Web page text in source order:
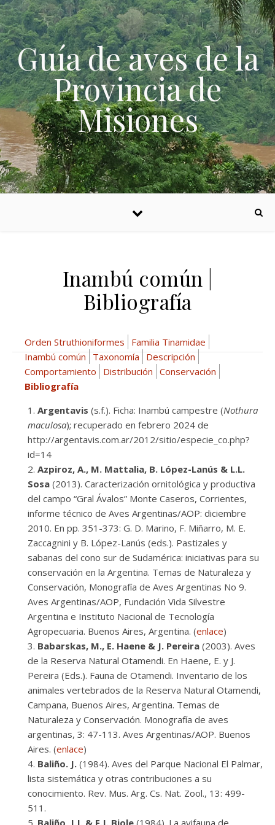
Skip to content
Guía de aves de la
Provincia de
Misiones
Inambú común |
Bibliografía
Orden Struthioniformes
Familia Tinamidae
Inambú común
Taxonomía
Descripción
Comportamiento
Distribución Conservación
Bibliografía
Argentavis (s.f.). Ficha: Inambú campestre (Nothura
maculosa); recuperado en febrero 2024 de
http://argentavis.com.ar/2012/sitio/especie_co.php?
id=14
Azpiroz, A., M. Mattalia, B. López-Lanús & L.L.
Sosa (2013). Caracterización ornitológica y productiva
del campo “Gral Ávalos” Monte Caseros, Corrientes,
informe técnico de Aves Argentinas/AOP: diciembre
2010. En pp. 351-373: G. D. Marino, F. Miñarro, M. E.
Zaccagnini y B. López-Lanús (eds.). Pastizales y
sabanas del cono sur de Sudamérica: iniciativas para su
conservación en la Argentina. Temas de Naturaleza y
Conservación, Monografía de Aves Argentinas No 9.
Aves Argentinas/AOP, Fundación Vida Silvestre
Argentina e Instituto Nacional de Tecnología
Agropecuaria. Buenos Aires, Argentina. (enlace)
Babarskas, M., E. Haene & J. Pereira (2003). Aves
de la Reserva Natural Otamendi. En Haene, E. y J.
Pereira (Eds.). Fauna de Otamendi. Inventario de los
animales vertebrados de la Reserva Natural Otamendi,
Campana, Buenos Aires, Argentina. Temas de
Naturaleza y Conservación. Monografía de aves
argentinas, 3: 47-113. Aves Argentinas/AOP. Buenos
Aires. (enlace)
Baliño. J. (1984). Aves del Parque Nacional El Palmar,
lista sistemática y otras contribuciones a su
conocimiento. Rev. Mus. Arg. Cs. Nat. Zool., 13: 499-
511.
Baliño, J.J. & F.J. Biole (1984). La avifauna de